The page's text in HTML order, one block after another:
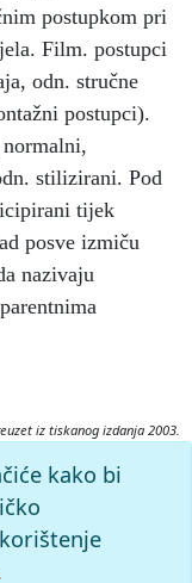
postupkom pri
Film. postupci
odn. stručne
postupci).
stilizirani. Pod
tijek
posve izmiču
nazivaju
iz tiskanog izdanja 2003.
izdanje.
Pristupljeno
postupak>.
kako bi